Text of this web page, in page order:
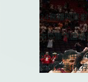
24直播网聚
本页聚焦篮
0场直播中
超清直播(推